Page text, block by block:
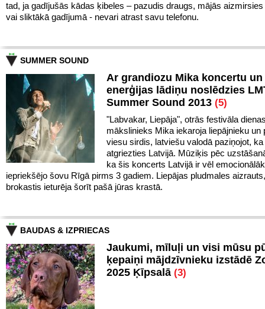
tad, ja gadījušās kādas ķibeles – pazudis draugs, mājās aizmirsies
vai sliktākā gadījumā - nevari atrast savu telefonu.
SUMMER SOUND
Ar grandiozu Mika koncertu
enerģijas lādiņu noslēdzies
Summer Sound 2013 (5)
"Labvakar, Liepāja", otrās festivāla
mākslinieks Mika iekaroja liepājnieku un
viesu sirdis, latviešu valodā paziņojot,
atgriezties Latvijā. Mūziķis pēc
ka šis koncerts Latvijā ir vēl
iepriekšējo šovu Rīgā pirms 3 gadiem. Liepājas pludmales
brokastis ieturēja šorīt pašā jūras krastā.
BAUDAS & IZPRIECAS
Jaukumi, mīluļi un visi mūsu
ķepaiņi mājdzīvnieku izstādē
2025 Ķīpsalā (3)